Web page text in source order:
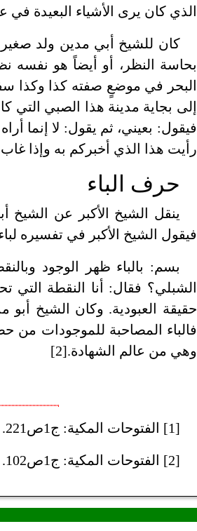
الذي كان يرى الأشياء البعيدة
كان للشيخ أبي مدين ولد
بحاسة النظر، أو أيضاً هو
البحر في موضعٍ صفته كذا وكذا
إلى بجاية مدينة هذا الصبي التي
فيقول: بعيني، ثم يقول: لا إنما
رأيت هذا الذي أخبركم به وإذا
حرف الباء
ينقل الشيخ الأكبر عن الشيخ
فيقول الشيخ الأكبر في تفسيره
بسم: بالباء ظهر الوجود
الشبلي؟ فقال: أنا النقطة التي
حقيقة العبودية. وكان الشيخ أبو
فالباء المصاحبة للموجودات
وهي من عالم الشهادة.[2]
[1] الفتوحات المكية: ج1ص221.
[2] الفتوحات المكية: ج1ص102.